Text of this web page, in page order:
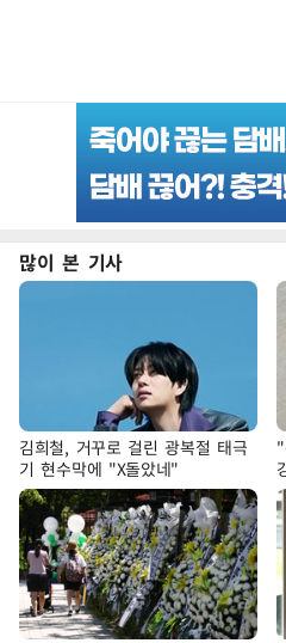
많이 본 기사
김희철, 거꾸로 걸린 광복절 태극
기 현수막에 "X돌았네"